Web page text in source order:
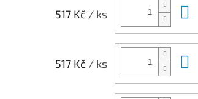
517 Kč / ks
517 Kč / ks